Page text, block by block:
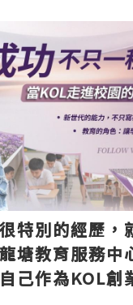
特別的經歷，
塘教育服務中
己作為KOL創